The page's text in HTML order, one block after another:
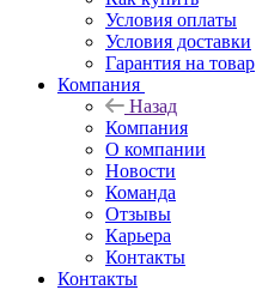
Условия оплаты
Условия доставки
Гарантия на товар
Компания
Назад
Компания
О компании
Новости
Команда
Отзывы
Карьера
Контакты
Контакты